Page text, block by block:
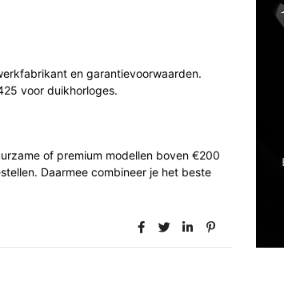
en garantievoorwaarden.
voor duikhorloges.
of premium modellen boven €200
Daarmee combineer je het beste